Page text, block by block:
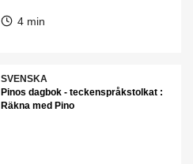
4 min
SVENSKA
Pinos dagbok - teckenspråkstolkat :
Räkna med Pino